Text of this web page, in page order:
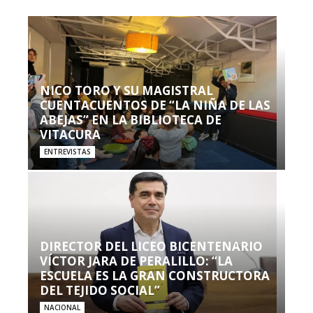
NICO TORO Y SU MAGISTRAL
CUENTACUENTOS DE “LA NIÑA DE LAS
ABEJAS” EN LA BIBLIOTECA DE
VITACURA
ENTREVISTAS
DIRECTOR DEL LICEO BICENTENARIO
VÍCTOR JARA DE PERALILLO: “LA
ESCUELA ES LA GRAN CONSTRUCTORA
DEL TEJIDO SOCIAL”
NACIONAL